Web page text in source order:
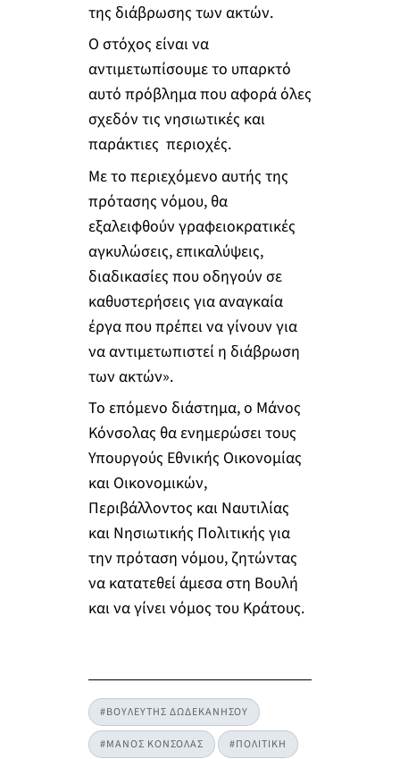
της διάβρωσης των ακτών.
Ο στόχος είναι να
αντιμετωπίσουμε το υπαρκτό
αυτό πρόβλημα που αφορά όλες
σχεδόν τις νησιωτικές και
παράκτιες περιοχές.
Με το περιεχόμενο αυτής της
πρότασης νόμου, θα
εξαλειφθούν γραφειοκρατικές
αγκυλώσεις, επικαλύψεις,
διαδικασίες που οδηγούν σε
καθυστερήσεις για αναγκαία
έργα που πρέπει να γίνουν για
να αντιμετωπιστεί η διάβρωση
των ακτών».
Το επόμενο διάστημα, ο Μάνος
Κόνσολας θα ενημερώσει τους
Υπουργούς Εθνικής Οικονομίας
και Οικονομικών,
Περιβάλλοντος και Ναυτιλίας
και Νησιωτικής Πολιτικής για
την πρόταση νόμου, ζητώντας
να κατατεθεί άμεσα στη Βουλή
και να γίνει νόμος του Κράτους.
#ΒΟΥΛΕΥΤΗΣ ΔΩΔΕΚΑΝΗΣΟΥ
#ΜΑΝΟΣ ΚΟΝΣΟΛΑΣ #ΠΟΛΙΤΙΚΗ